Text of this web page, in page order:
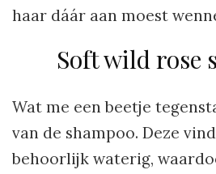
haar dáár aan moest
Soft wild rose
Wat me een beetje
van de shampoo. Deze
behoorlijk waterig,